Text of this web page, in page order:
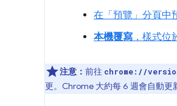
在「預覽」 分頁中
本機覆寫 ，樣式位
注意： 前往 chrome://
更。Chrome 大約每 6 週會自動更